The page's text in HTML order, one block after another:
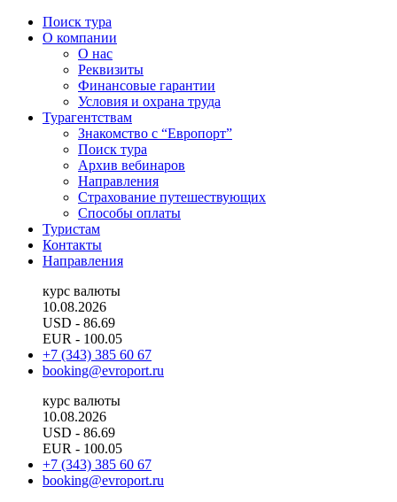
Поиск тура
О компании
О нас
Реквизиты
Финансовые гарантии
Условия и охрана труда
Турагентствам
Знакомство с “Европорт”
Поиск тура
Архив вебинаров
Направления
Страхование путешествующих
Способы оплаты
Туристам
Контакты
Направления
курс валюты
10.08.2026
USD - 86.69
EUR - 100.05
+7 (343) 385 60 67
booking@evroport.ru
курс валюты
10.08.2026
USD - 86.69
EUR - 100.05
+7 (343) 385 60 67
booking@evroport.ru